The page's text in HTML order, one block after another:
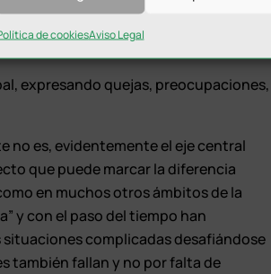
de cookiesAviso Legal
jugadores y cuerpo técnico,
de personas.
expresando quejas, preocupaciones,
no es, evidentemente el eje central
que puede marcar la diferencia
en muchos otros ámbitos de la
y con el paso del tiempo han
complicadas desafiándose
también fallan y no por falta de